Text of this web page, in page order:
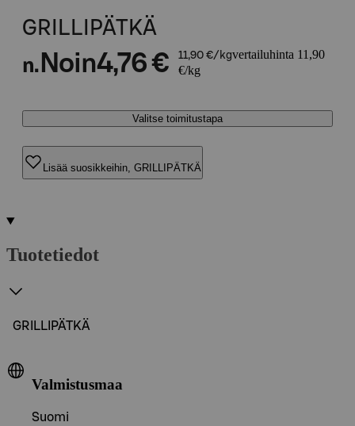
GRILLIPÄTKÄ
n. Noin4,76 € 11,90 €/kgvertailuhinta 11,90
€/kg
Valitse toimitustapa
Lisää suosikkeihin, GRILLIPÄTKÄ
Tuotetiedot
GRILLIPÄTKÄ
Valmistusmaa
Suomi